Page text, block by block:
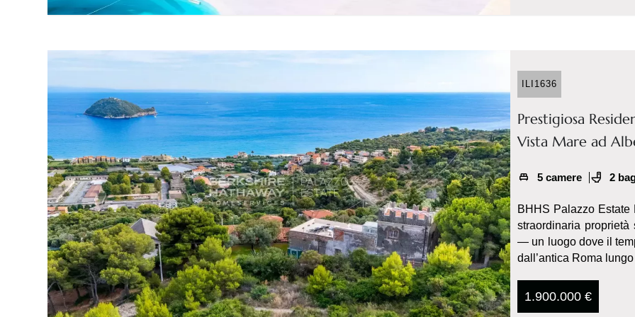
ILI1636
Prestigiosa
Vista Mare ad
5 camere 2
BHHS Palazzo
straordinaria
— un luogo dove il
dall’antica Roma
1.900.000 €